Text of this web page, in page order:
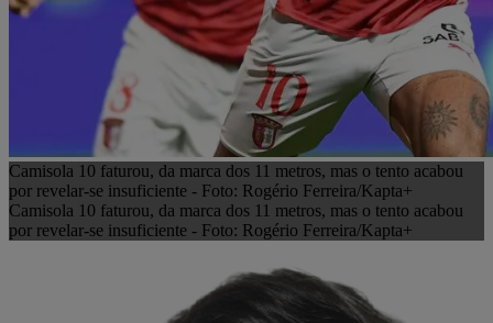
Camisola 10 faturou, da marca dos 11 metros, mas o tento acabou
por revelar-se insuficiente - Foto: Rogério Ferreira/Kapta+
Camisola 10 faturou, da marca dos 11 metros, mas o tento acabou
por revelar-se insuficiente - Foto: Rogério Ferreira/Kapta+